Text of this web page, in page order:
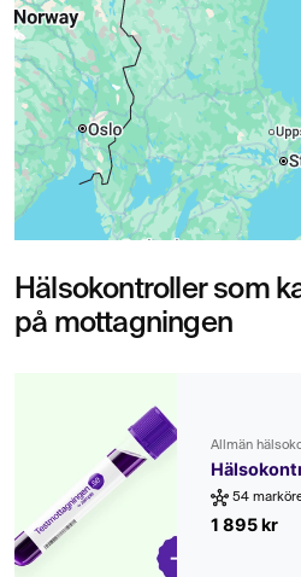
Hälsokontroller som
på mottagningen
Allmän
54
1 895 kr